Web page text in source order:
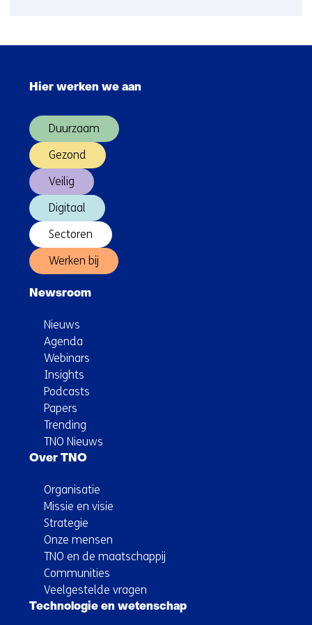
Hier werken we aan
Duurzaam
Gezond
Veilig
Digitaal
Sectoren
Werken bij
Newsroom
Nieuws
Agenda
Webinars
Insights
Podcasts
Papers
Trending
TNO Nieuws
Over TNO
Organisatie
Missie en visie
Strategie
Onze mensen
TNO en de maatschappij
Communities
Veelgestelde vragen
Technologie en wetenschap